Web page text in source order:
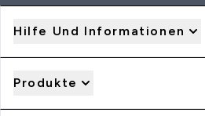
Hilfe Und Informationen
Produkte